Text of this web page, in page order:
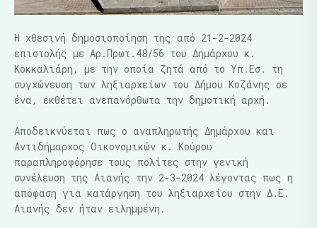
Η χθεσινή δημοσιοποίηση της από 21-2-2024
επιστολής με Αρ.Πρωτ.48/56 του Δημάρχου κ.
Κοκκαλιάρη, με την οποία ζητά από το Υπ.Εσ. τη
συγχώνευση των ληξιαρχείων του Δήμου Κοζάνης σε
ένα, εκθέτει ανεπανόρθωτα την δημοτική αρχή.
Αποδεικνύεται πως ο αναπληρωτής Δημάρχου και
Αντιδήμαρχος Οικονομικών κ. Κούρου
παραπληροφόρησε τους πολίτες στην γενική
συνέλευση της Αιανής την 2-3-2024 λέγοντας πως η
απόφαση για κατάργηση του ληξιαρχείου στην Δ.Ε.
Αιανής δεν ήταν ειλημμένη.